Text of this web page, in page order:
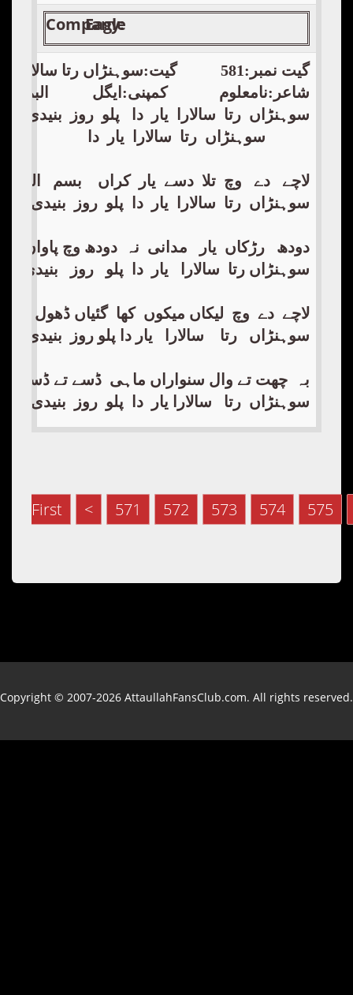
Company:
Eagle
گیت نمبر:581 گیت:سوہنڑاں رتا سالارا یاد دا
شاعر:نامعلوم کمپنی:ایگل البم:1
سوہنڑاں رتا سالارا یار دا پلو روز بنیدی
سوہنڑاں رتا سالارا یار دا
لاچے دے وچ تلا دسے یار کراں بسم اللہ
سوہنڑاں رتا سالارا یار دا پلو روز
دودھ رڑکاں یار مدانی نہ دودھ وچ پاواں
سوہنڑاں رتا سالارا یار دا پلو روز
لاچے دے وچ لیکاں میکوں کھا گئیاں ڈھول
سوہنڑاں رتا سالارا یار دا پلو روز
بہ چھت تے وال سنواراں ماہی ڈسے تے ڈسسن
سوہنڑاں رتا سالارا یار دا پلو روز
First < 571 572 573 574 575
Copyright © 2007-2026 AttaullahFansClub.com. All rights reserved.